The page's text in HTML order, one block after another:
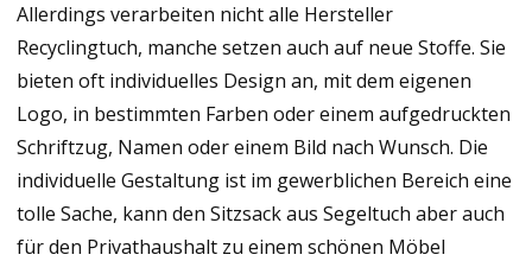
Allerdings verarbeiten nicht alle Hersteller
Recyclingtuch, manche setzen auch auf neue Stoffe. Sie
bieten oft individuelles Design an, mit dem eigenen
Logo, in bestimmten Farben oder einem aufgedruckten
Schriftzug, Namen oder einem Bild nach Wunsch. Die
individuelle Gestaltung ist im gewerblichen Bereich eine
tolle Sache, kann den Sitzsack aus Segeltuch aber auch
für den Privathaushalt zu einem schönen Möbel